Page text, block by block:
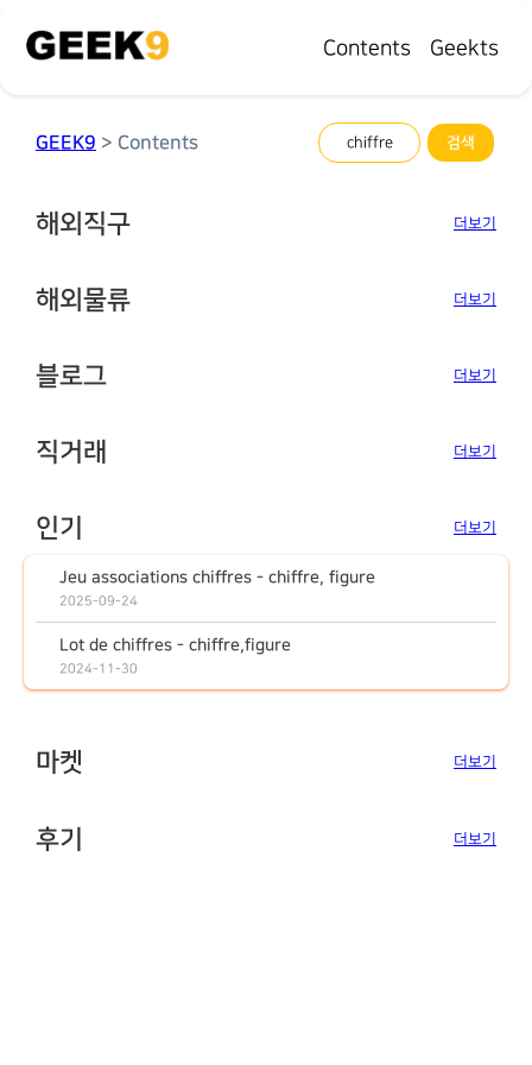
Contents Geekts
GEEK9 > Contents
해외직구 더보기
해외물류 더보기
블로그 더보기
직거래 더보기
인기 더보기
Jeu associations chiffres - chiffre, figure
2025-09-24
Lot de chiffres - chiffre,figure
2024-11-30
마켓 더보기
후기 더보기